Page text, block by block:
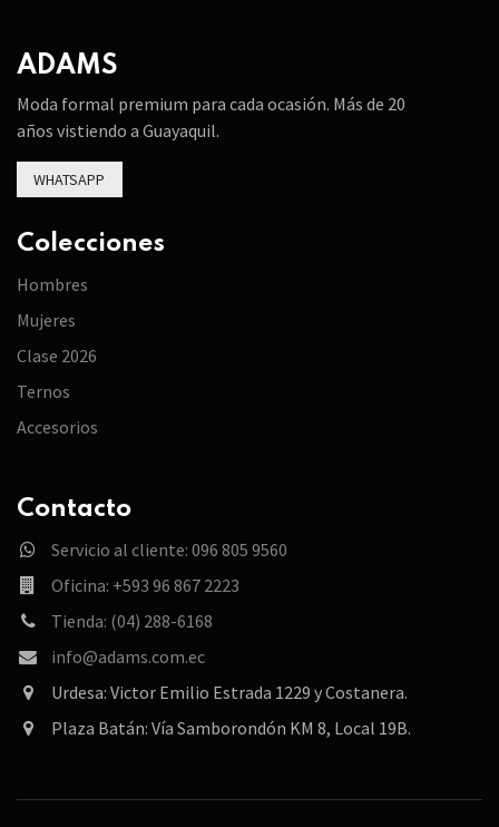
ADAMS
Moda formal premium para cada ocasión. Más de 20
años vistiendo a Guayaquil.
WHATSAPP
Colecciones
Hombres
Mujeres
Clase 2026
Ternos
Accesorios
Contacto
Servicio al cliente: 096 805 9560
Oficina: +593 96 867 2223
Tienda: (04) 288-6168
info@adams.com.ec
Urdesa: Victor Emilio Estrada 1229 y Costanera.
Plaza Batán: Vía Samborondón KM 8, Local 19B.